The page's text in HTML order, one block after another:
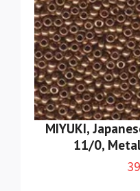
MIYUKI,
11/0,